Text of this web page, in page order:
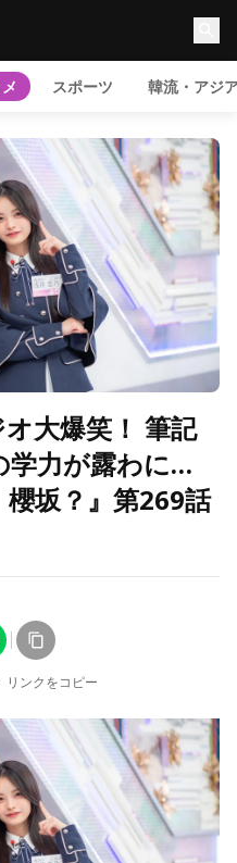
スポーツ 韓流・アジ
大爆笑！ 筆記
学力が露わに…
櫻坂？』第269話
リンクをコピー